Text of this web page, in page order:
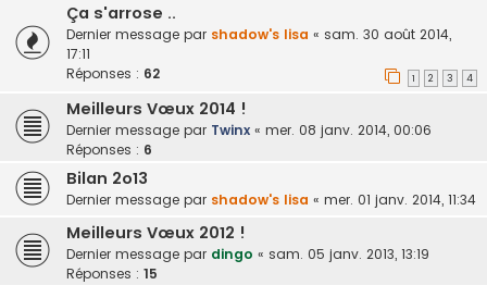
Ça s'arrose ..
Dernier message par shadow's lisa « sam. 30 août 2014,
17:11
Réponses : 62 1 2 3 4
Meilleurs Vœux 2014 !
Dernier message par Twinx « mer. 08 janv. 2014, 00:06
Réponses : 6
Bilan 2o13
Dernier message par shadow's lisa « mer. 01 janv. 2014, 11:34
Meilleurs Vœux 2012 !
Dernier message par dingo « sam. 05 janv. 2013, 13:19
Réponses : 15